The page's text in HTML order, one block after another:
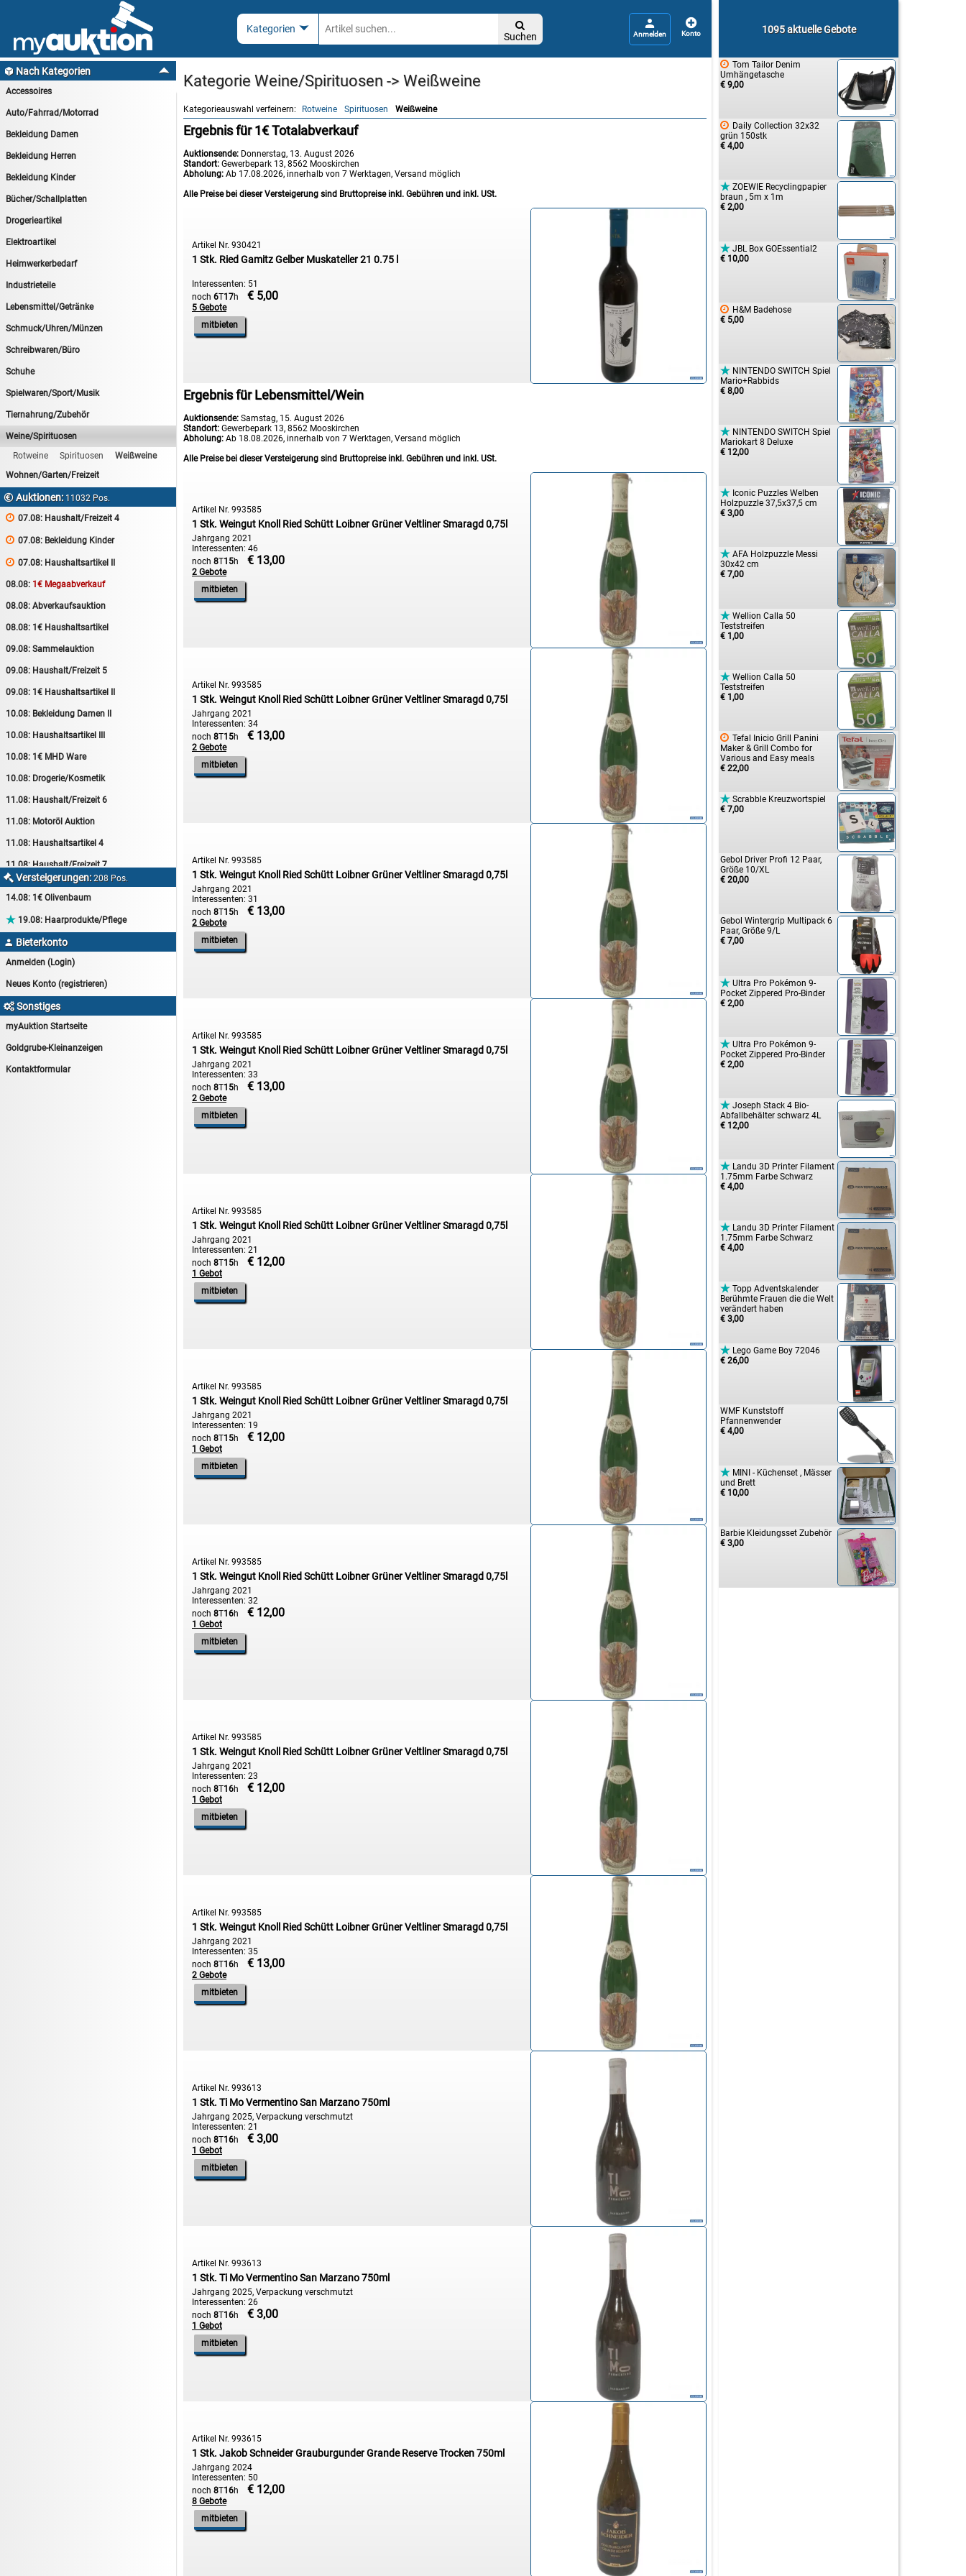

Suchen
 
 Nach Kategorien
Accessoires
Auto/Fahrrad/Motorrad
Bekleidung Damen
Bekleidung Herren
Bekleidung Kinder
Bücher/Schallplatten
Drogerieartikel
Elektroartikel
Heimwerkerbedarf
Industrieteile
Lebensmittel/Getränke
Schmuck/Uhren/Münzen
Schreibwaren/Büro
Schuhe
Spielwaren/Sport/Musik
Tiernahrung/Zubehör
Weine/Spirituosen
Rotweine
Spirituosen
Weißweine
Wohnen/Garten/Freizeit
 Auktionen: 11032 Pos.
 07.08: Haushalt/Freizeit 4
 07.08: Bekleidung Kinder
 07.08: Haushaltsartikel II
08.08: 1€ Megaabverkauf
08.08: Abverkaufsauktion
08.08: 1€ Haushaltsartikel
09.08: Sammelauktion
09.08: Haushalt/Freizeit 5
09.08: 1€ Haushaltsartikel II
10.08: Bekleidung Damen II
10.08: Haushaltsartikel III
10.08: 1€ MHD Ware
10.08: Drogerie/Kosmetik
11.08: Haushalt/Freizeit 6
11.08: Motoröl Auktion
11.08: Haushaltsartikel 4
11.08: Haushalt/Freizeit 7
12.08:Sammelauktion
12.08:Haushalt/Freizeit
13.08:1€ Totalabverkauf
13.08:Haushalt/Freizeit II
 Versteigerungen:208 Pos.
14.08: 1€ Olivenbaum
 19.08: Haarprodukte/Pflege
 Bieterkonto
Anmelden (Login)
Neues Konto (registrieren)
Sonstiges
myAuktion Startseite
Goldgrube-Kleinanzeigen
Kontaktformular
1095 aktuelle Gebote
 Tom Tailor Denim
Umhängetasche
€ 9,00
 Daily Collection 32x32
grün 150stk
€ 4,00
 ZOEWIE Recyclingpapier
braun , 5m x 1m
€ 2,00
 JBL Box GOEssential2
€ 10,00
 H&M Badehose
€ 5,00
 NINTENDO SWITCH Spiel
Mario+Rabbids
€ 8,00
 NINTENDO SWITCH Spiel
Mariokart 8 Deluxe
€ 12,00
 Iconic Puzzles Welben
Holzpuzzle 37,5x37,5 cm
€ 3,00
 AFA Holzpuzzle Messi
30x42 cm
€ 7,00
 Wellion Calla 50
Teststreifen
€ 1,00
 Wellion Calla 50
Teststreifen
€ 1,00
 Tefal Inicio Grill Panini
Maker & Grill Combo for
Various and Easy meals
€ 22,00
 Scrabble Kreuzwortspiel
€ 7,00
Gebol Driver Profi 12 Paar,
Größe 10/XL
€ 20,00
Gebol Wintergrip Multipack 6
Paar, Größe 9/L
€ 7,00
 Ultra Pro Pokémon 9-
Pocket Zippered Pro-Binder
€ 2,00
 Ultra Pro Pokémon 9-
Pocket Zippered Pro-Binder
€ 2,00
 Joseph Stack 4 Bio-
Abfallbehälter schwarz 4L
€ 12,00
 Landu 3D Printer Filament
1.75mm Farbe Schwarz
€ 4,00
 Landu 3D Printer Filament
1.75mm Farbe Schwarz
€ 4,00
 Topp Adventskalender
Berühmte Frauen die die Welt
verändert haben
€ 3,00
 Lego Game Boy 72046
€ 26,00
WMF Kunststoff
Pfannenwender
€ 4,00
 MINI - Küchenset , Mässer
und Brett
€ 10,00
Barbie Kleidungsset Zubehör
€ 3,00
Kategorie Weine/Spirituosen -> Weißweine
Rotweine Spirituosen Weißweine
Ergebnis für 1€ Totalabverkauf
Auktionsende: Donnerstag, 13. August 2026
Standort: Gewerbepark 13, 8562 Mooskirchen
Abholung: Ab 17.08.2026, innerhalb von 7 Werktagen, Versand möglich
Alle Preise bei dieser Versteigerung sind Bruttopreise inkl. Gebühren und inkl. USt.
Artikel Nr. 930421
1 Stk. Ried Gamitz Gelber Muskateller 21 0.75 l
Interessenten: 51
noch 6T17h € 5,00
5 Gebote
mitbieten
Ergebnis für Lebensmittel/Wein
Auktionsende: Samstag, 15. August 2026
Standort: Gewerbepark 13, 8562 Mooskirchen
Abholung: Ab 18.08.2026, innerhalb von 7 Werktagen, Versand möglich
Alle Preise bei dieser Versteigerung sind Bruttopreise inkl. Gebühren und inkl. USt.
Artikel Nr. 993585
1 Stk. Weingut Knoll Ried Schütt Loibner Grüner Veltliner Smaragd 0,75l
Jahrgang 2021
Interessenten: 46
noch 8T15h € 13,00
2 Gebote
mitbieten
Artikel Nr. 993585
1 Stk. Weingut Knoll Ried Schütt Loibner Grüner Veltliner Smaragd 0,75l
Jahrgang 2021
Interessenten: 34
noch 8T15h € 13,00
2 Gebote
mitbieten
Artikel Nr. 993585
1 Stk. Weingut Knoll Ried Schütt Loibner Grüner Veltliner Smaragd 0,75l
Jahrgang 2021
Interessenten: 31
noch 8T15h € 13,00
2 Gebote
mitbieten
Artikel Nr. 993585
1 Stk. Weingut Knoll Ried Schütt Loibner Grüner Veltliner Smaragd 0,75l
Jahrgang 2021
Interessenten: 33
noch 8T15h € 13,00
2 Gebote
mitbieten
Artikel Nr. 993585
1 Stk. Weingut Knoll Ried Schütt Loibner Grüner Veltliner Smaragd 0,75l
Jahrgang 2021
Interessenten: 21
noch 8T15h € 12,00
1 Gebot
mitbieten
Artikel Nr. 993585
1 Stk. Weingut Knoll Ried Schütt Loibner Grüner Veltliner Smaragd 0,75l
Jahrgang 2021
Interessenten: 19
noch 8T15h € 12,00
1 Gebot
mitbieten
Artikel Nr. 993585
1 Stk. Weingut Knoll Ried Schütt Loibner Grüner Veltliner Smaragd 0,75l
Jahrgang 2021
Interessenten: 32
noch 8T16h € 12,00
1 Gebot
mitbieten
Artikel Nr. 993585
1 Stk. Weingut Knoll Ried Schütt Loibner Grüner Veltliner Smaragd 0,75l
Jahrgang 2021
Interessenten: 23
noch 8T16h € 12,00
1 Gebot
mitbieten
Artikel Nr. 993585
1 Stk. Weingut Knoll Ried Schütt Loibner Grüner Veltliner Smaragd 0,75l
Jahrgang 2021
Interessenten: 35
noch 8T16h € 13,00
2 Gebote
mitbieten
Artikel Nr. 993613
1 Stk. Ti Mo Vermentino San Marzano 750ml
Jahrgang 2025, Verpackung verschmutzt
Interessenten: 21
noch 8T16h € 3,00
1 Gebot
mitbieten
Artikel Nr. 993613
1 Stk. Ti Mo Vermentino San Marzano 750ml
Jahrgang 2025, Verpackung verschmutzt
Interessenten: 26
noch 8T16h € 3,00
1 Gebot
mitbieten
Artikel Nr. 993615
1 Stk. Jakob Schneider Grauburgunder Grande Reserve Trocken 750ml
Jahrgang 2024
Interessenten: 50
noch 8T16h € 12,00
8 Gebote
mitbieten